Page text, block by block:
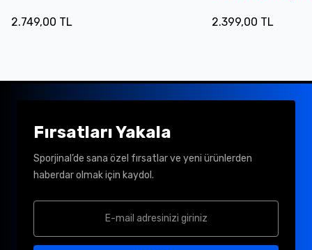
2.749,00 TL 2.399,00 TL
Fırsatları Yakala
Sporjinal’de sana özel fırsatlar ve yeni ürünlerden
haberdar olmak için kaydol.